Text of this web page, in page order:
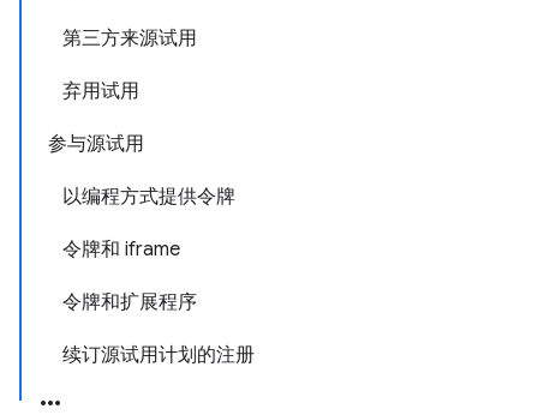
第三方来源试用
弃用试用
参与源试用
以编程方式提供令牌
令牌和 iframe
令牌和扩展程序
续订源试用计划的注册